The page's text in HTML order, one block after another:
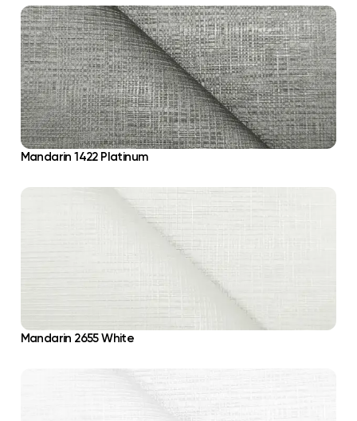
Mandarin 1422 Platinum
Mandarin 2655 White